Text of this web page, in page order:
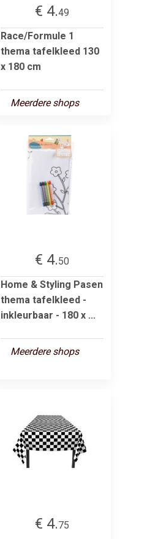
€ 4.49
Race/Formule 1
thema tafelkleed 130
x 180 cm
Meerdere shops
€ 4.50
Home & Styling Pasen
thema tafelkleed -
inkleurbaar - 180 x ...
Meerdere shops
€ 4.75